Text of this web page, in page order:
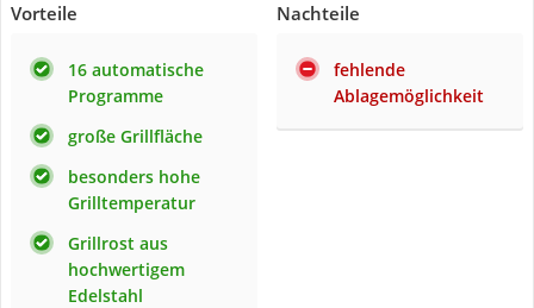
Vorteile
16 automatische
Programme
große Grillfläche
besonders hohe
Grilltemperatur
Grillrost aus
hochwertigem
Edelstahl
Nachteile
fehlende
Ablagemöglichkeit